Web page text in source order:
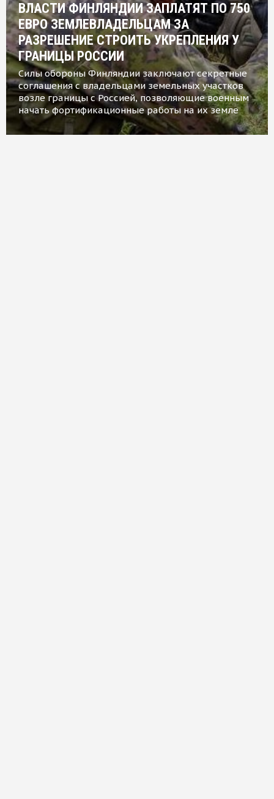
ВЛАСТИ ФИНЛЯНДИИ ЗАПЛАТЯТ ПО 750
ЕВРО ЗЕМЛЕВЛАДЕЛЬЦАМ ЗА
РАЗРЕШЕНИЕ СТРОИТЬ УКРЕПЛЕНИЯ У
ГРАНИЦЫ РОССИИ
Силы обороны Финляндии заключают секретные
соглашения с владельцами земельных участков
возле границы с Россией, позволяющие военным
начать фортификационные работы на их земле